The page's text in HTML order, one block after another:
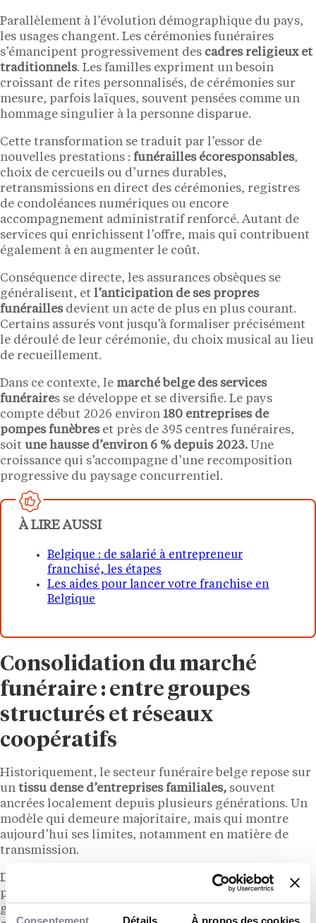
Consentement Détails À propos des cookies
Parallèlement à l’évolution démographique du pays,
les usages changent. Les cérémonies funéraires
s’émancipent progressivement des cadres religieux et
traditionnels. Les familles expriment un besoin
croissant de rites personnalisés, de cérémonies sur
mesure, parfois laïques, souvent pensées comme un
hommage singulier à la personne disparue.
Cette transformation se traduit par l’essor de
nouvelles prestations : funérailles écoresponsables,
choix de cercueils ou d’urnes durables,
retransmissions en direct des cérémonies, registres
de condoléances numériques ou encore
accompagnement administratif renforcé. Autant de
services qui enrichissent l’offre, mais qui contribuent
également à en augmenter le coût.
Conséquence directe, les assurances obsèques se
généralisent, et l’anticipation de ses propres
funéraillesdevient un acte de plus en plus courant.
Certains assurés vont jusqu’à formaliser précisément
le déroulé de leur cérémonie, du choix musical au lieu
de recueillement.
Dans ce contexte, le marché belge des services
funéraires se développe et se diversifie. Le pays
compte début 2026 environ 180 entreprises de
pompes funèbreset près de 395 centres funéraires,
soit une hausse d’environ 6 % depuis 2023. Une
croissance qui s’accompagne d’une recomposition
progressive du paysage concurrentiel.
À LIRE AUSSI
Belgique : de salarié à entrepreneur
franchisé, les étapes
Les aides pour lancer votre franchise en
Belgique
Consolidation du marché
funéraire : entre groupes
structurés et réseaux
coopératifs
Historiquement, le secteur funéraire belge repose sur
un tissu dense d’entreprises familiales, souvent
ancrées localement depuis plusieurs générations. Un
modèle qui demeure majoritaire, mais qui montre
aujourd’hui ses limites, notamment en matière de
transmission.
Depuis une trentaine d’années, les groupes de taille
plus importante, parfois à dimension internationale,
gagnent du terrain. À l’image de